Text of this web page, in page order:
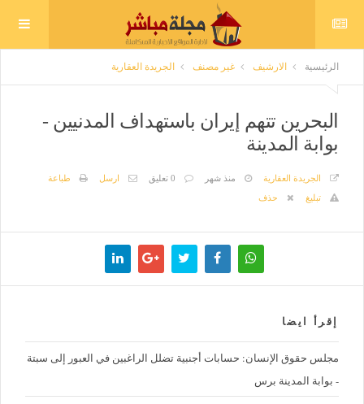
الرئيسية الارشيف غير مصنف الجريدة العقارية
البحرين تتهم إيران باستهداف المدنيين -
بوابة المدينة
الجريدة العقارية منذ شهر 0 تعليق ارسل
طباعة
تبليغ
حذف
إقرأ ايضا
مجلس حقوق الإنسان: حسابات أجنبية تضلل الراغبين في العبور إلى سبتة
- بوابة المدينة برس